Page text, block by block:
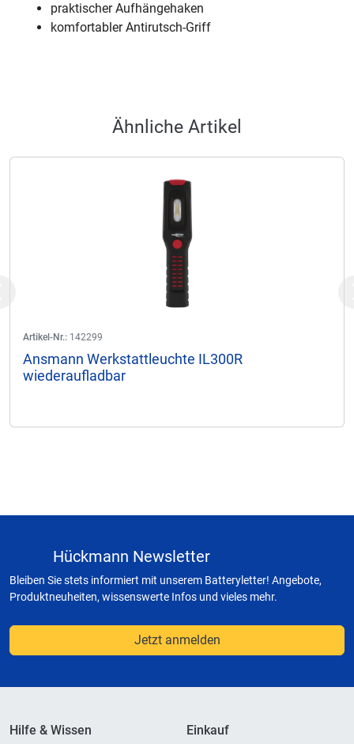
praktischer Aufhängehaken
komfortabler Antirutsch-Griff
Ähnliche Artikel
Artikel-Nr.: 142299
Ansmann Werkstattleuchte IL300R
wiederaufladbar
Hückmann Newsletter
Bleiben Sie stets informiert mit unserem Batteryletter! Angebote,
Produktneuheiten, wissenswerte Infos und vieles mehr.
Jetzt anmelden
Hilfe & Wissen Einkauf